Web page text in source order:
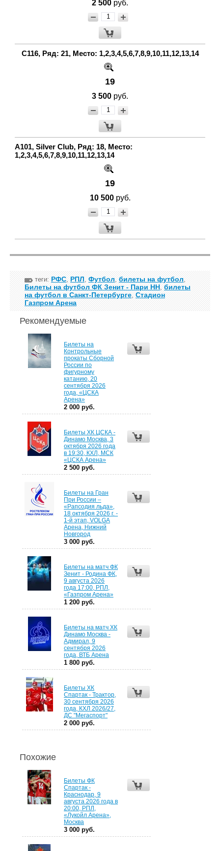
2 500 руб.
С116, Ряд: 21, Место: 1,2,3,4,5,6,7,8,9,10,11,12,13,14
19
3 500 руб.
A101, Silver Club, Ряд: 18, Место:
1,2,3,4,5,6,7,8,9,10,11,12,13,14
19
10 500руб.
теги:РФС,РПЛ,Футбол,билеты на футбол,
Билеты на футбол ФК Зенит - Пари НН,билеты
на футбол в Санкт-Петербурге,Стадион
Газпром Арена
Рекомендуемые
Билеты на
Контрольные
прокаты Сборной
России по
фигурному
катанию, 20
сентября 2026
года, «ЦСКА
Арена»
2 000 руб.
Билеты ХК ЦСКА -
Динамо Москва, 3
октября 2026 года
в 19:30, КХЛ, МСК
«ЦСКА Арена»
2 500 руб.
Билеты на Гран
При России –
«Рапсодия льда»,
18 октября 2026 г. -
1-й этап, VOLGA
Арена, Нижний
Новгород
3 000 руб.
Билеты на матч ФК
Зенит - Родина ФК,
9 августа 2026
года 17:00, РПЛ,
«Газпром Арена»
1 200 руб.
Билеты на матч ХК
Динамо Москва -
Адмирал, 9
сентября 2026
года, ВТБ Арена
1 800 руб.
Билеты ХК
Спартак - Трактор,
30 сентября 2026
года, КХЛ 2026/27,
ДС "Мегаспорт"
2 000 руб.
Похожие
Билеты ФК
Спартак -
Краснодар, 9
августа 2026 года в
20:00, РПЛ,
«Лукойл Арена»,
Москва
3 000 руб.